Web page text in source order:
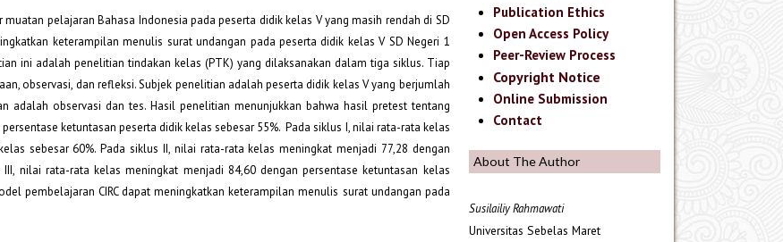
Publication Ethics
Open Access Policy
Peer-Review Process
Copyright Notice
Online Submission
Contact
About The Author
Susilailiy Rahmawati
Universitas Sebelas Maret
pelajaran Bahasa Indonesia pada peserta didik kelas V yang masih rendah di SD
keterampilan menulis surat undangan pada peserta didik kelas V SD Negeri 1
ini adalah penelitian tindakan kelas (PTK) yang dilaksanakan dalam tiga siklus. Tiap
observasi, dan refleksi. Subjek penelitian adalah peserta didik kelas V yang berjumlah
adalah observasi dan tes. Hasil penelitian menunjukkan bahwa hasil pretest tentang
ketuntasan peserta didik kelas sebesar 55%. Pada siklus I, nilai rata-rata kelas
sebesar 60%. Pada siklus II, nilai rata-rata kelas meningkat menjadi 77,28 dengan
nilai rata-rata kelas meningkat menjadi 84,60 dengan persentase ketuntasan kelas
pembelajaran CIRC dapat meningkatkan keterampilan menulis surat undangan pada